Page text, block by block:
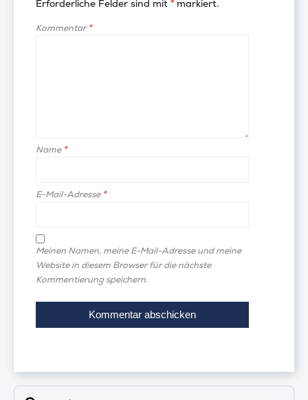
Erforderliche Felder sind mit *markiert.
Kommentar*
Name *
E-Mail-Adresse *
Meinen Namen, meine E-Mail-Adresse und meine
Website in diesem Browser für die nächste
Kommentierung speichern.